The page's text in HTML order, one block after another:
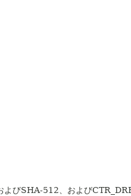
SHA-512、および